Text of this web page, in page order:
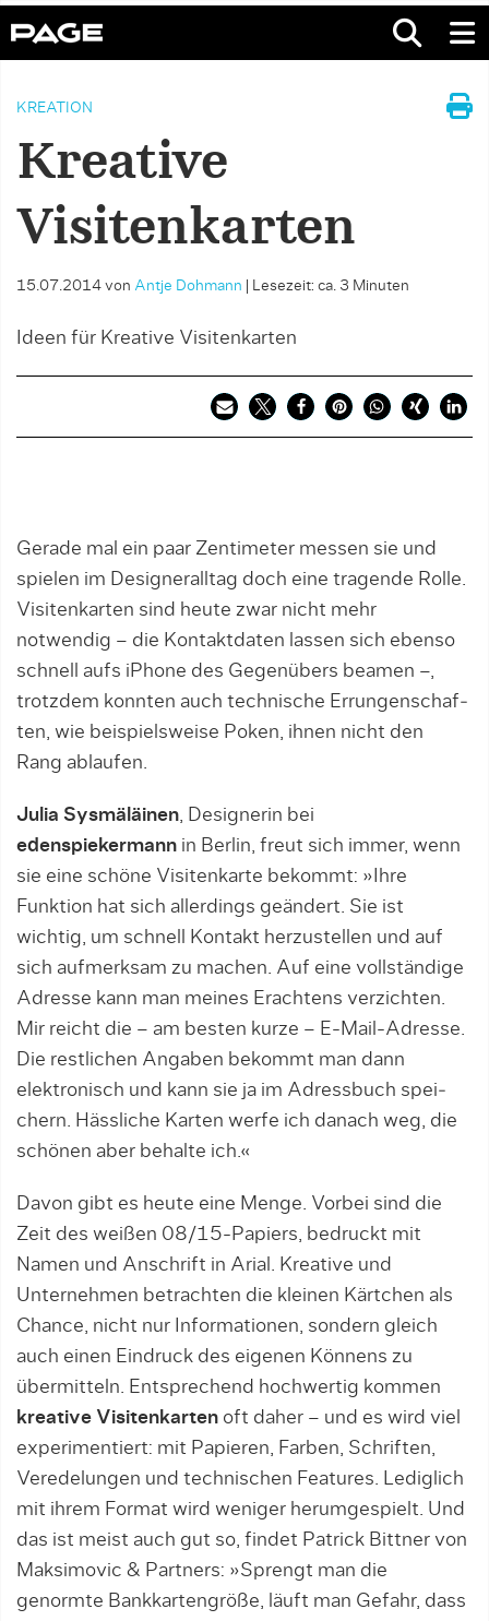
KREATION
Kreative
Visitenkarten
15.07.2014 von Antje Dohmann Lesezeit: ca. 3 Minuten
Ideen für Kreative Visitenkarten
Gerade mal ein paar Zentimeter messen sie und
spielen im Designer­alltag doch eine tragende Rolle.
Visitenkarten sind heute zwar nicht mehr
notwendig – die Kontaktdaten lassen sich ebenso
schnell aufs iPhone des Ge­genübers beamen –,
trotzdem konnten auch technische Errungenschaf­
ten, wie beispielsweise Poken, ihnen nicht den
Rang ablaufen.
Julia Sysmäläinen, Designerin bei
edenspiekermann in Ber­lin, freut sich immer, wenn
sie eine schöne Visitenkarte bekommt: »Ihre
Funktion hat sich allerdings geändert. Sie ist
wichtig, um schnell Kontakt herzustellen und auf
sich aufmerksam zu machen. Auf eine vollständige
Adresse kann man meines Erachtens verzichten.
Mir reicht die – am besten kurze – E-Mail-Adresse.
Die restlichen Angaben bekommt man dann
elektronisch und kann sie ja im Adressbuch spei­
chern. Häss­liche Karten werfe ich danach weg, die
schönen aber behalte ich.«
Davon gibt es heute eine Menge. Vor­bei sind die
Zeit des weißen 08/15-Papiers, bedruckt mit
Namen und Anschrift in Arial. Kreative und
Unterneh­men betrachten die kleinen Kärtchen als
Chance, nicht nur Informationen, son­dern gleich
auch einen Eindruck des eigenen Könnens zu
übermitteln. Entsprechend hochwertig kommen
kreative Vi­si­tenkarten oft daher – und es wird viel
experimentiert: mit Papieren, Farben, Schriften,
Veredelungen und tech­ni­schen Features. Lediglich
mit ih­rem For­mat wird weniger herumgespielt. Und
das ist meist auch gut so, findet Patrick Bittner von
Maksimovic & Partners: »Sprengt man die
genormte Bank­kartengröße, läuft man Gefahr, dass